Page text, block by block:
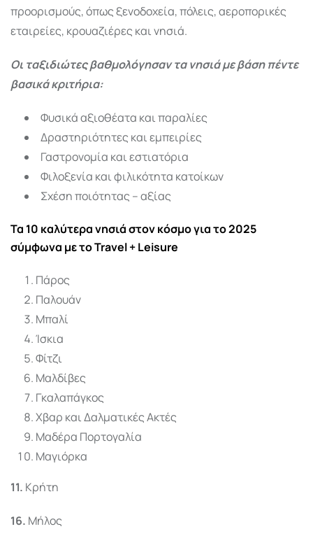
προορισμούς, όπως ξενοδοχεία, πόλεις, αεροπορικές
εταιρείες, κρουαζιέρες και νησιά.
Οι ταξιδιώτες βαθμολόγησαν τα νησιά με βάση πέντε
βασικά κριτήρια:
Φυσικά αξιοθέατα και παραλίες
Δραστηριότητες και εμπειρίες
Γαστρονομία και εστιατόρια
Φιλοξενία και φιλικότητα κατοίκων
Σχέση ποιότητας – αξίας
Τα 10 καλύτερα νησιά στον κόσμο για το 2025
σύμφωνα με το Travel + Leisure
Πάρος
Παλουάν
Μπαλί
Ίσκια
Φίτζι
Μαλδίβες
Γκαλαπάγκος
Χβαρ και Δαλματικές Ακτές
Μαδέρα Πορτογαλία
Μαγιόρκα
11. Κρήτη
16. Μήλος